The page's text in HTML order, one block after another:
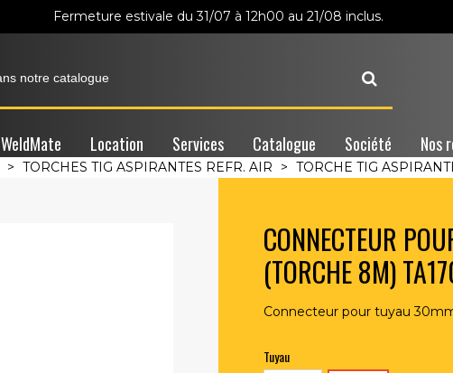
Fermeture estivale du 31/07 à 12h00 au 21/08 inclus.
WeldMate Location Services Catalogue Société Nos
> TORCHES TIG ASPIRANTES REFR. AIR > TORCHE TIG
CONNECTEUR
(TORCHE 8M)
Connecteur pour tuyau
Tuyau